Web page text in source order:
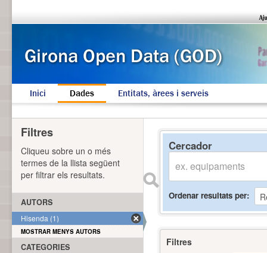
Inici Dades Entitats, àrees i serveis
Cercador
Ordenar resultats per
Filtres
Filtres
Cliqueu sobre un o més
termes de la llista següent
per filtrar els resultats.
AUTORS
Hisenda (1)
MOSTRAR MENYS AUTORS
CATEGORIES